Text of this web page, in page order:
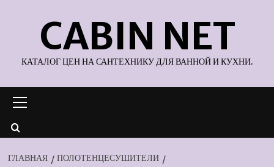
содержимомуCABIN NET
КАТАЛОГ ЦЕН НА САНТЕХНИКУ ДЛЯ ВАННОЙ И КУХНИ.
меню
ГЛАВНАЯ
ПОЛОТЕНЦЕСУШИТЕЛИ